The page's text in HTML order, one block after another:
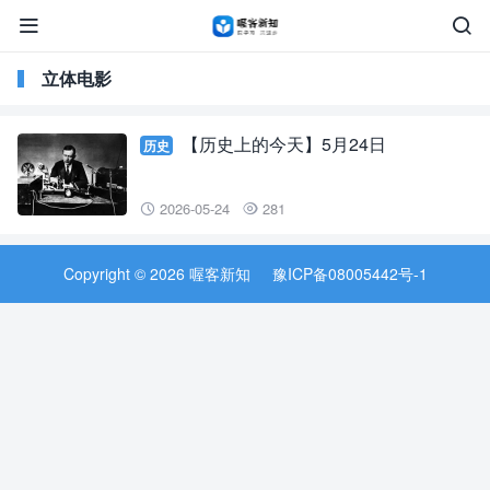


立体电影
历史 【历史上的今天】5月24日
 2026-05-24  281
Copyright © 2026 喔客新知 豫ICP备08005442号-1